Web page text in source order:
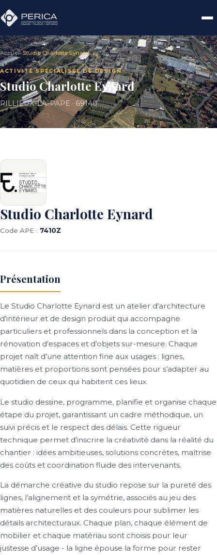
Accueil›Studio Charlotte Eynard
ACTIVITÉ SPÉCIALISÉE DE DESIGN
Studio Charlotte Eynard
RILLIEUX-LA-PAPE · 69140
Studio Charlotte Eynard
Code APE : 7410Z
Présentation
Le Studio Charlotte Eynard est un atelier d’architecture
d’intérieur et de design produit qui accompagne
particuliers et professionnels dans la conception et la
rénovation d’espaces et d’objets sur-mesure. Chaque
projet naît d’une attention fine aux usages : lignes,
matières et proportions sont pensées pour s’adapter au
quotidien de ceux qui habitent ces lieux.
Le studio dessine, programme, planifie et organise chaque
étape du projet, garantissant un cadre méthodique, un
suivi précis et le respect des délais. Cette rigueur
technique permet d’inscrire la créativité dans la réalité du
chantier : idées ambitieuses, solutions concrètes, maîtrise
des coûts et coordination fluide des intervenants.
La démarche créative du studio repose sur la pureté des
lignes, l’alignement et la symétrie, associés au jeu des
matières naturelles et des couleurs pour sublimer les
détails architecturaux. Chaque plan, chaque élément de
mobilier et chaque matériau sont choisis pour leur
justesse d’usage - la ligne épouse la forme pour rester